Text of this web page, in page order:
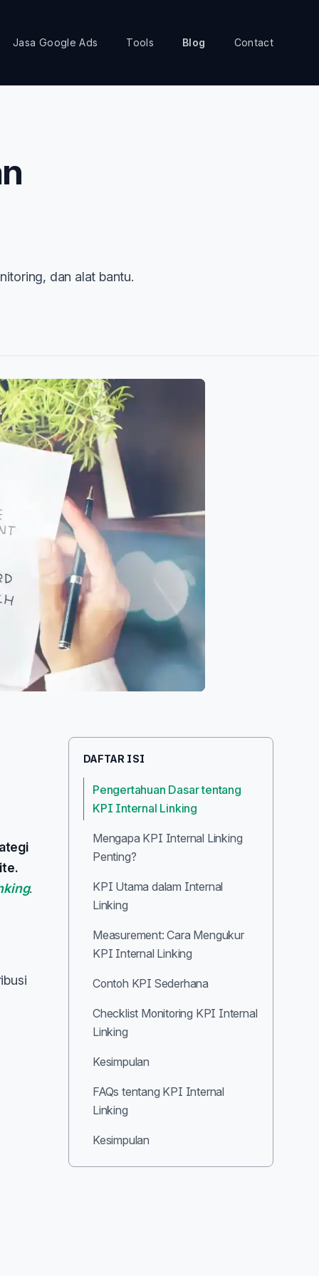
Jasa Google Ads Tools Blog Contact
dan alat bantu.
.
DAFTAR ISI
Pengertahuan Dasar tentang
KPI Internal Linking
Mengapa KPI Internal Linking
Penting?
KPI Utama dalam Internal
Linking
Measurement: Cara Mengukur
KPI Internal Linking
Contoh KPI Sederhana
Checklist Monitoring KPI Internal
Linking
Kesimpulan
FAQs tentang KPI Internal
Linking
Kesimpulan